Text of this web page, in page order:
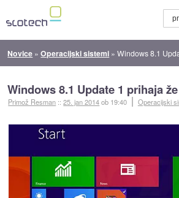
Novice »Operacijski sistemi »Windows 8.1
Windows 8.1 Update 1 prihaja
Primož Resman ::25. jan 2014ob 19:40 Operacijski